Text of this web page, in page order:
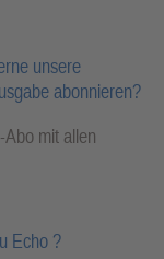
unsere
abonnieren?
mit allen
Echo ?